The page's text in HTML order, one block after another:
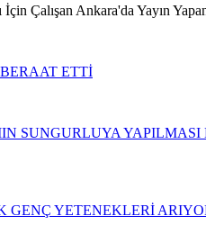
Çalışan Ankara'da Yayın
ETTİ
SUNGURLUYA
GENÇ YETENEKLERİ